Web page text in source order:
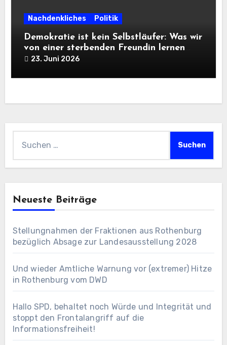
Nachdenkliches Politik
Demokratie ist kein Selbstläufer: Was wir
von einer sterbenden Freundin lernen
müssen
23. Juni 2026
nach:
Neueste Beiträge
Stellungnahmen der Fraktionen aus Rothenburg
bezüglich Absage zur Landesausstellung 2028
Und wieder Amtliche Warnung vor (extremer) Hitze
in Rothenburg vom DWD
Hallo SPD, behaltet noch Würde und Integrität und
stoppt den Frontalangriff auf die
Informationsfreiheit!